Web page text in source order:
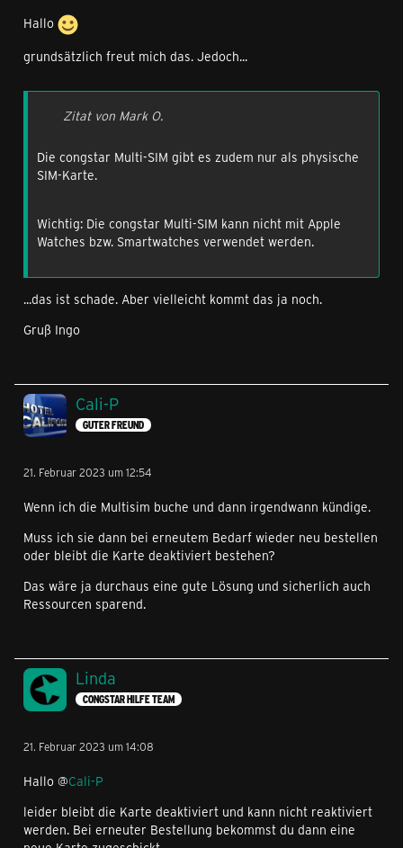
Hallo
grundsätzlich freut mich das. Jedoch...
Zitat von Mark O.
Die congstar Multi-SIM gibt es zudem nur als physische
SIM-Karte.
Wichtig: Die congstar Multi-SIM kann nicht mit Apple
Watches bzw. Smartwatches verwendet werden.
...das ist schade. Aber vielleicht kommt das ja noch.
Gruß Ingo
Cali-P
GUTER FREUND
21. Februar 2023 um 12:54
Wenn ich die Multisim buche und dann irgendwann kündige.
Muss ich sie dann bei erneutem Bedarf wieder neu bestellen
oder bleibt die Karte deaktiviert bestehen?
Das wäre ja durchaus eine gute Lösung und sicherlich auch
Ressourcen sparend.
Linda
CONGSTAR HILFE TEAM
21. Februar 2023 um 14:08
Hallo @Cali-P
leider bleibt die Karte deaktiviert und kann nicht reaktiviert
werden. Bei erneuter Bestellung bekommst du dann eine